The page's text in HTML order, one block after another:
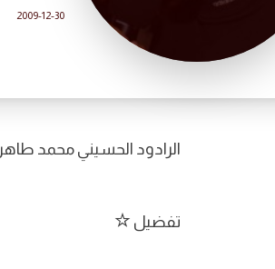
2009-12-30
الرادود الحسيني محمد طاهر
تفضيل